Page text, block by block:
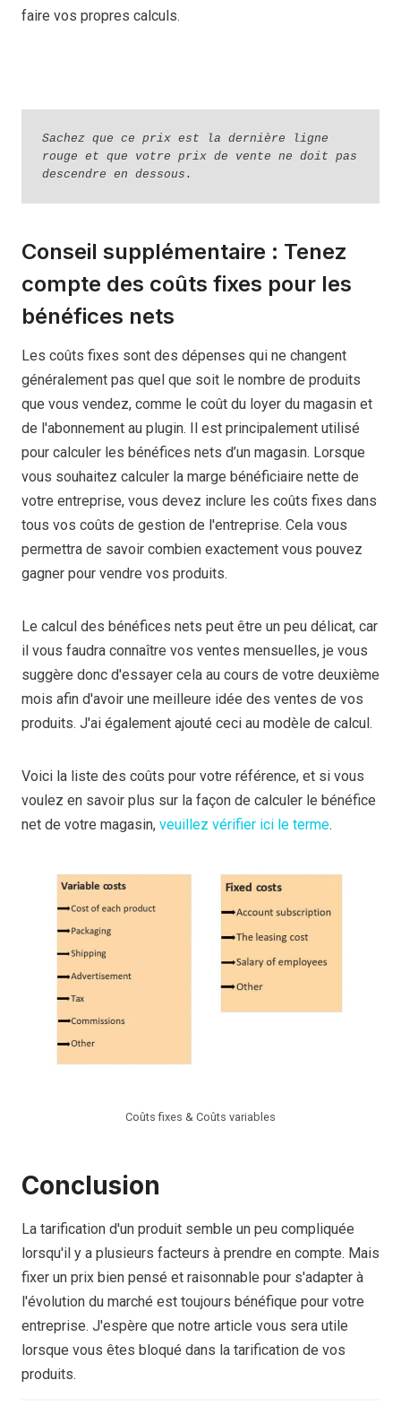
faire vos propres calculs.
Sachez que ce prix est la dernière ligne
rouge et que votre prix de vente ne doit pas
descendre en dessous.
Conseil supplémentaire : Tenez
compte des coûts fixes pour les
bénéfices nets
Les coûts fixes sont des dépenses qui ne changent
généralement pas quel que soit le nombre de produits
que vous vendez, comme le coût du loyer du magasin et
de l'abonnement au plugin. Il est principalement utilisé
pour calculer les bénéfices nets d’un magasin. Lorsque
vous souhaitez calculer la marge bénéficiaire nette de
votre entreprise, vous devez inclure les coûts fixes dans
tous vos coûts de gestion de l'entreprise. Cela vous
permettra de savoir combien exactement vous pouvez
gagner pour vendre vos produits.
Le calcul des bénéfices nets peut être un peu délicat, car
il vous faudra connaître vos ventes mensuelles, je vous
suggère donc d'essayer cela au cours de votre deuxième
mois afin d'avoir une meilleure idée des ventes de vos
produits. J'ai également ajouté ceci au modèle de calcul.
Voici la liste des coûts pour votre référence, et si vous
voulez en savoir plus sur la façon de calculer le bénéfice
net de votre magasin, veuillez vérifier ici le terme.
Coûts fixes & Coûts variables
Conclusion
La tarification d'un produit semble un peu compliquée
lorsqu'il y a plusieurs facteurs à prendre en compte. Mais
fixer un prix bien pensé et raisonnable pour s'adapter à
l'évolution du marché est toujours bénéfique pour votre
entreprise. J'espère que notre article vous sera utile
lorsque vous êtes bloqué dans la tarification de vos
produits.